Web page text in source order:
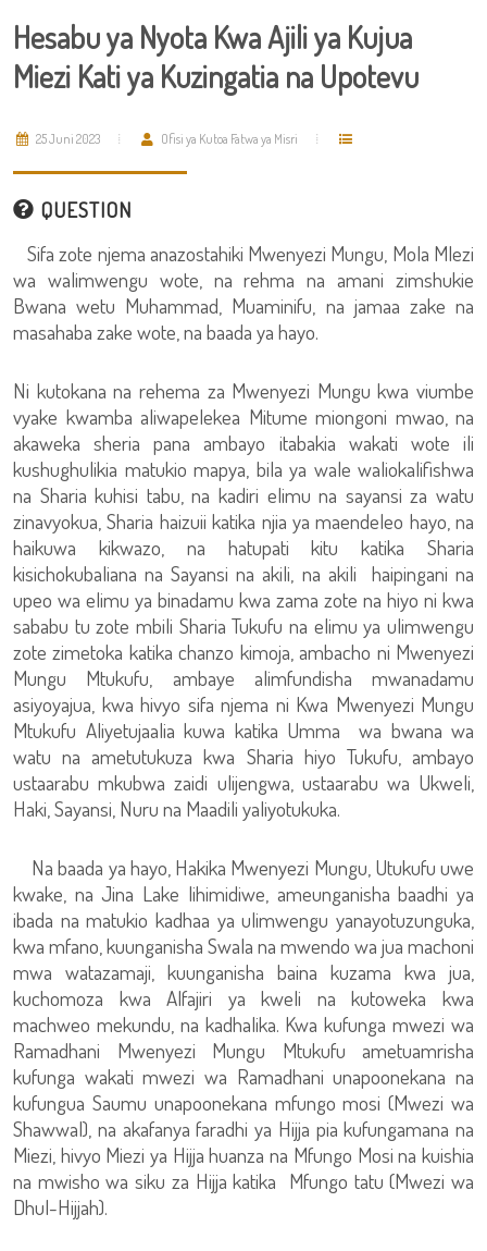
Hesabu ya Nyota Kwa Ajili ya Kujua
Miezi Kati ya Kuzingatia na Upotevu
25 Juni 2023 Ofisi ya Kutoa Fatwa ya Misri
QUESTION
Sifa zote njema anazostahiki Mwenyezi Mungu, Mola Mlezi
wa walimwengu wote, na rehma na amani zimshukie
Bwana wetu Muhammad, Muaminifu, na jamaa zake na
masahaba zake wote, na baada ya hayo.
Ni kutokana na rehema za Mwenyezi Mungu kwa viumbe
vyake kwamba aliwapelekea Mitume miongoni mwao, na
akaweka sheria pana ambayo itabakia wakati wote ili
kushughulikia matukio mapya, bila ya wale waliokalifishwa
na Sharia kuhisi tabu, na kadiri elimu na sayansi za watu
zinavyokua, Sharia haizuii katika njia ya maendeleo hayo, na
haikuwa kikwazo, na hatupati kitu katika Sharia
kisichokubaliana na Sayansi na akili, na akili haipingani na
upeo wa elimu ya binadamu kwa zama zote na hiyo ni kwa
sababu tu zote mbili Sharia Tukufu na elimu ya ulimwengu
zote zimetoka katika chanzo kimoja, ambacho ni Mwenyezi
Mungu Mtukufu, ambaye alimfundisha mwanadamu
asiyoyajua, kwa hivyo sifa njema ni Kwa Mwenyezi Mungu
Mtukufu Aliyetujaalia kuwa katika Umma wa bwana wa
watu na ametutukuza kwa Sharia hiyo Tukufu, ambayo
ustaarabu mkubwa zaidi ulijengwa, ustaarabu wa Ukweli,
Haki, Sayansi, Nuru na Maadili yaliyotukuka.
Na baada ya hayo, Hakika Mwenyezi Mungu, Utukufu uwe
kwake, na Jina Lake lihimidiwe, ameunganisha baadhi ya
ibada na matukio kadhaa ya ulimwengu yanayotuzunguka,
kwa mfano, kuunganisha Swala na mwendo wa jua machoni
mwa watazamaji, kuunganisha baina kuzama kwa jua,
kuchomoza kwa Alfajiri ya kweli na kutoweka kwa
machweo mekundu, na kadhalika. Kwa kufunga mwezi wa
Ramadhani Mwenyezi Mungu Mtukufu ametuamrisha
kufunga wakati mwezi wa Ramadhani unapoonekana na
kufungua Saumu unapoonekana mfungo mosi (Mwezi wa
Shawwal), na akafanya faradhi ya Hijja pia kufungamana na
Miezi, hivyo Miezi ya Hijja huanza na Mfungo Mosi na kuishia
na mwisho wa siku za Hijja katika Mfungo tatu (Mwezi wa
Dhul-Hijjah).